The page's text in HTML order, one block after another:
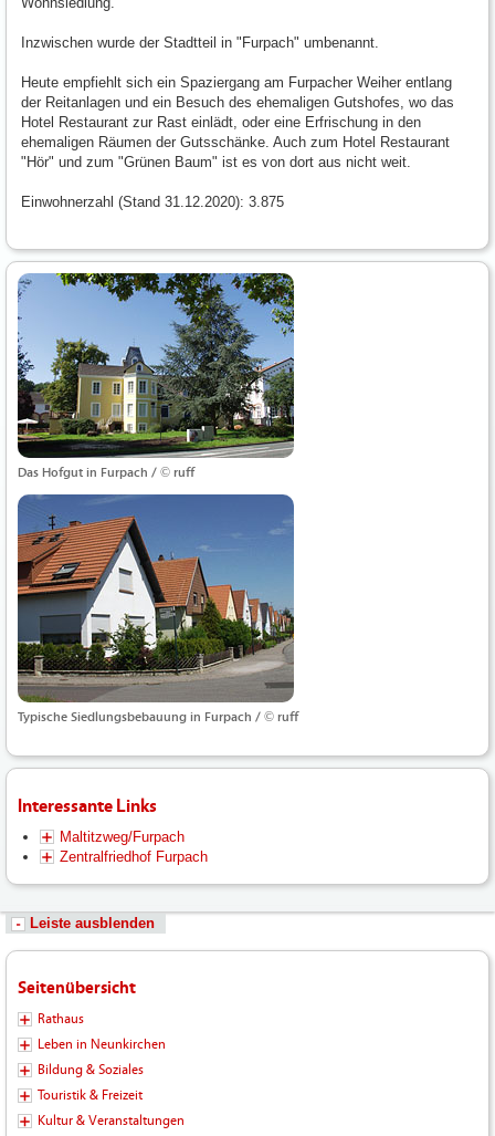
Inzwischen wurde der Stadtteil in "Furpach" umbenannt.
Heute empfiehlt sich ein Spaziergang am Furpacher Weiher entlang
der Reitanlagen und ein Besuch des ehemaligen Gutshofes, wo das
Hotel Restaurant zur Rast einlädt, oder eine Erfrischung in den
ehemaligen Räumen der Gutsschänke. Auch zum Hotel Restaurant
"Hör" und zum "Grünen Baum" ist es von dort aus nicht weit.
Einwohnerzahl (Stand 31.12.2020): 3.875
Das Hofgut in Furpach / © ruff
Typische Siedlungsbebauung in Furpach / © ruff
Interessante Links
Maltitzweg/Furpach
Zentralfriedhof Furpach
Leiste ausblenden
Seitenübersicht
Rathaus
Leben in Neunkirchen
Bildung & Soziales
Touristik & Freizeit
Kultur & Veranstaltungen